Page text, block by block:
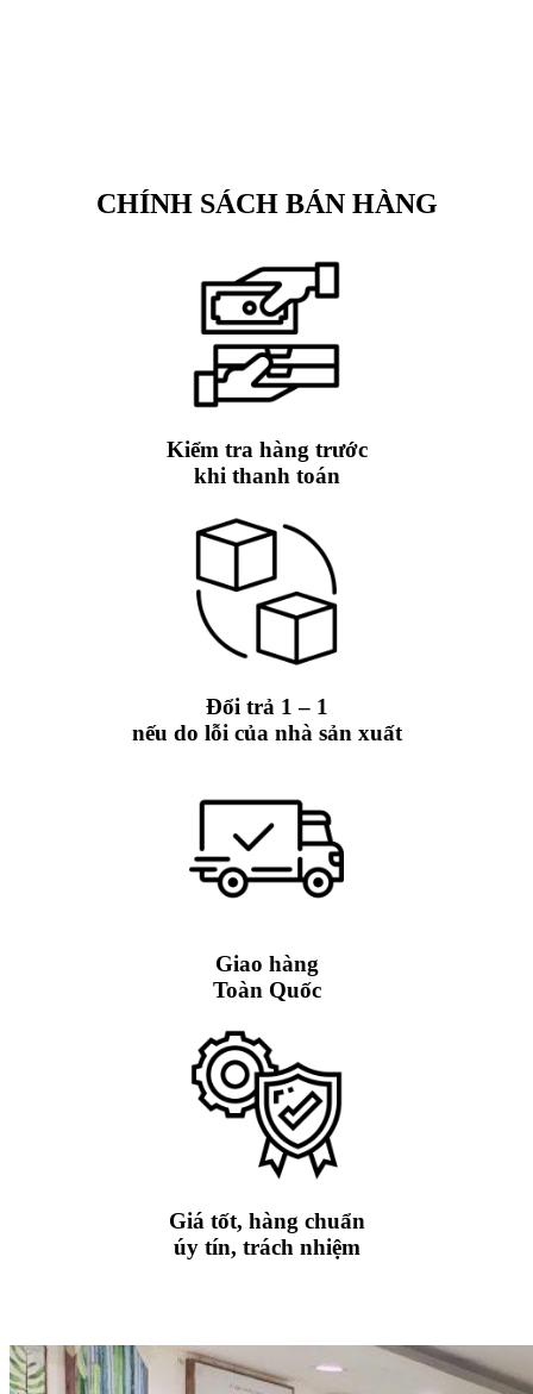
CHÍNH SÁCH BÁN HÀNG
Kiểm tra hàng trước
khi thanh toán
Đổi trả 1 – 1
nếu do lỗi của nhà sản xuất
Giao hàng
Toàn Quốc
Giá tốt, hàng chuẩn
úy tín, trách nhiệm